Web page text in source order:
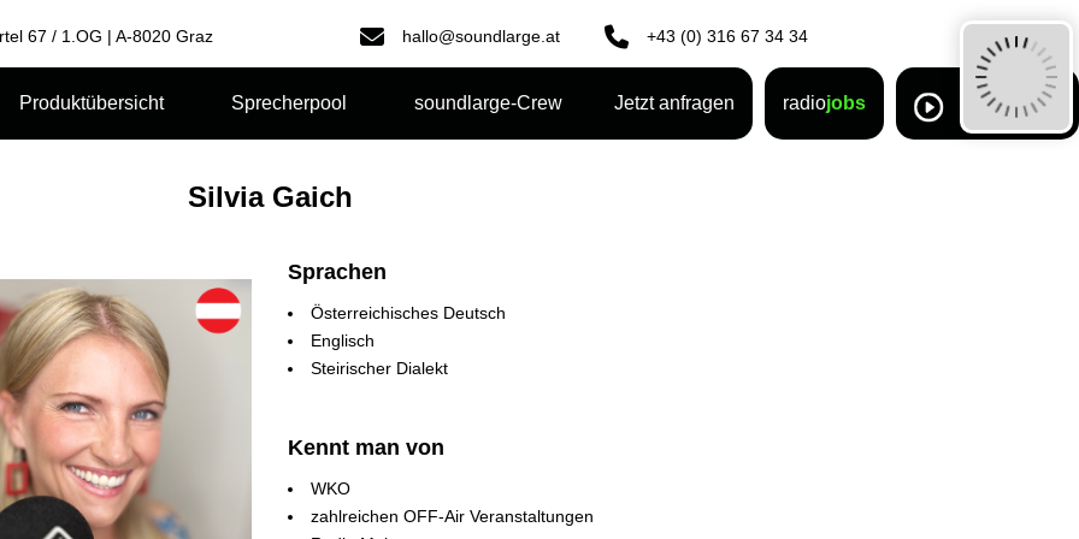
67 / 1.OG | A-8020 Graz hallo@soundlarge.at +43 (0) 316 67 34 34
Produktübersicht Sprecherpool soundlarge-Crew Jetzt anfragen radiojobs
Silvia Gaich
Sprachen
Österreichisches Deutsch
Englisch
Steirischer Dialekt
Kennt man von
WKO
zahlreichen OFF-Air Veranstaltungen